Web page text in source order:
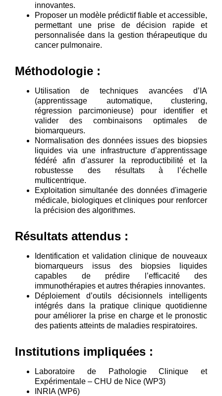
innovantes.
Proposer un modèle prédictif fiable et accessible,
permettant une prise de décision rapide et
personnalisée dans la gestion thérapeutique du
cancer pulmonaire.
Méthodologie :
Utilisation de techniques avancées d’IA
(apprentissage automatique, clustering,
régression parcimonieuse) pour identifier et
valider des combinaisons optimales de
biomarqueurs.
Normalisation des données issues des biopsies
liquides via une infrastructure d’apprentissage
fédéré afin d’assurer la reproductibilité et la
robustesse des résultats à l’échelle
multicentrique.
Exploitation simultanée des données d'imagerie
médicale, biologiques et cliniques pour renforcer
la précision des algorithmes.
Résultats attendus :
Identification et validation clinique de nouveaux
biomarqueurs issus des biopsies liquides
capables de prédire l’efficacité des
immunothérapies et autres thérapies innovantes.
Déploiement d’outils décisionnels intelligents
intégrés dans la pratique clinique quotidienne
pour améliorer la prise en charge et le pronostic
des patients atteints de maladies respiratoires.
Institutions impliquées :
Laboratoire de Pathologie Clinique et
Expérimentale – CHU de Nice (WP3)
INRIA (WP6)